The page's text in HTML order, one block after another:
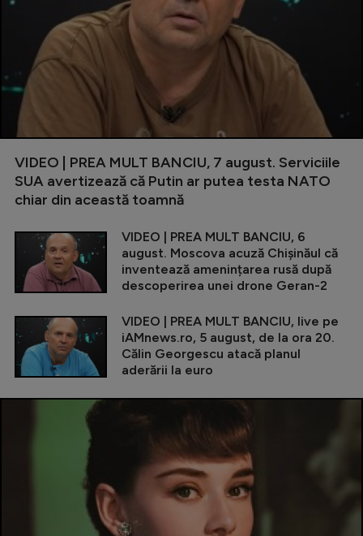
VIDEO | PREA MULT BANCIU, 7 august. Serviciile
SUA avertizează că Putin ar putea testa NATO
chiar din această toamnă
VIDEO | PREA MULT BANCIU, 6
august. Moscova acuză Chișinăul că
inventează amenințarea rusă după
descoperirea unei drone Geran-2
VIDEO | PREA MULT BANCIU, live pe
iAMnews.ro, 5 august, de la ora 20.
Călin Georgescu atacă planul
aderării la euro